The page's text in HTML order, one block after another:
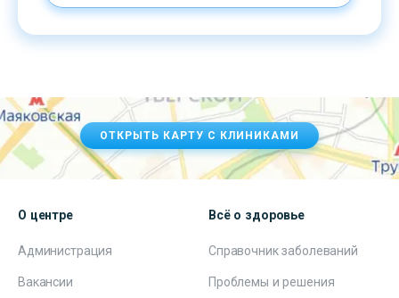
ОТКРЫТЬ КАРТУ С КЛИНИКАМИ
О центре
Администрация
Вакансии
Всё о здоровье
Справочник заболеваний
Проблемы и решения